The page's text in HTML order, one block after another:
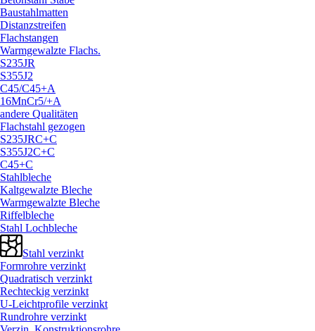
Baustahlmatten
Distanzstreifen
Flachstangen
Warmgewalzte Flachs.
S235JR
S355J2
C45/C45+A
16MnCr5/+A
andere Qualitäten
Flachstahl gezogen
S235JRC+C
S355J2C+C
C45+C
Stahlbleche
Kaltgewalzte Bleche
Warmgewalzte Bleche
Riffelbleche
Stahl Lochbleche
Stahl verzinkt
Formrohre verzinkt
Quadratisch verzinkt
Rechteckig verzinkt
U-Leichtprofile verzinkt
Rundrohre verzinkt